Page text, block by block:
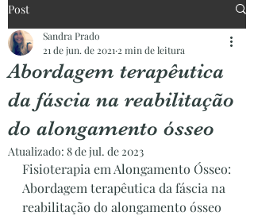
Post
Abordagem terapêutica
da fáscia na reabilitação
do alongamento ósseo
Sandra Prado
21 de jun. de 2021 2 min de leitura
Atualizado: 8 de jul. de 2023
Abordagem terapêutica da fáscia na
reabilitação do alongamento ósseo